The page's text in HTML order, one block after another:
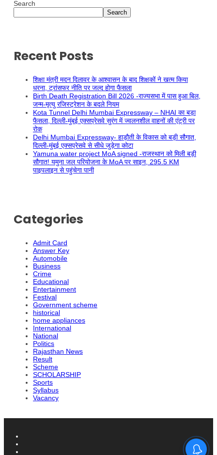
Search
Search
Recent Posts
शिक्षा मंत्री मदन दिलावर के आश्वासन के बाद शिक्षकों ने खत्म किया
धरना, ट्रांसफर नीति पर जल्द होगा फैसला
Birth Death Registration Bill 2026 -राज्यसभा में पास हुआ बिल,
जन्म-मृत्यु रजिस्ट्रेशन के बदले नियम
Kota Tunnel Delhi Mumbai Expressway – NHAI का बड़ा
फैसला, दिल्ली-मुंबई एक्सप्रेसवे सुरंग में ज्वलनशील वाहनों की एंट्री पर
रोक
Delhi Mumbai Expressway- हाड़ौती के विकास को बड़ी सौगात,
दिल्ली-मुंबई एक्सप्रेसवे से सीधे जुड़ेगा कोटा
Yamuna water project MoA signed -राजस्थान को मिली बड़ी
सौगात! यमुना जल परियोजना के MoA पर साइन, 295.5 KM
पाइपलाइन से पहुंचेगा पानी
Categories
Admit Card
Answer Key
Automobile
Business
Crime
Educational
Entertainment
Festival
Government scheme
historical
home appliances
International
National
Politics
Rajasthan News
Result
Scheme
SCHOLARSHIP
Sports
Syllabus
Vacancy